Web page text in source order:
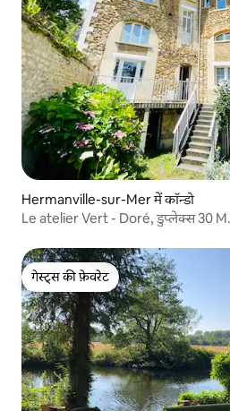
Hermanville-sur-Mer में कॉन्डो
Le atelier Vert - Doré, डुप्लेक्स 30
गेस्ट्स की फ़ेवरेट
गेस्ट्स की फ़ेवरेट